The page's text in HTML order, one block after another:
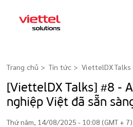
Trang chủ Tin tức ViettelDX Talks
[ViettelDX Talks] #8 -
nghiệp Việt đã sẵn
Thứ năm, 14/08/2025 - 10:08 (GMT + 7)